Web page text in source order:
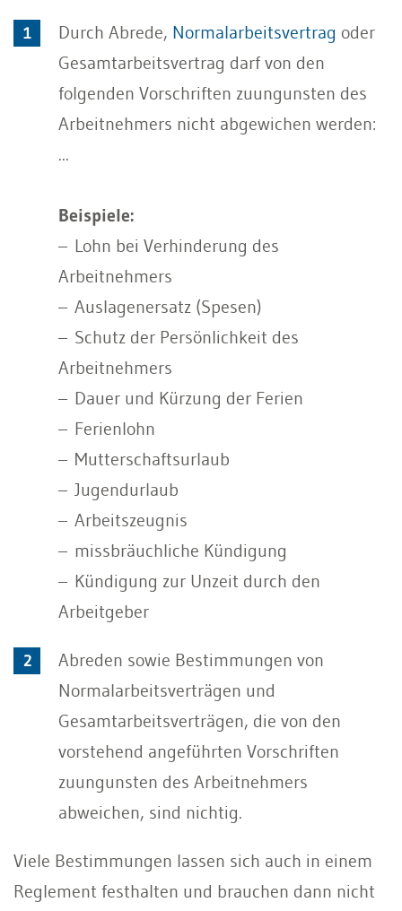
Durch Abrede, Normalarbeitsvertrag oder
Gesamtarbeitsvertrag darf von den
folgenden Vorschriften zuungunsten des
Arbeitnehmers nicht abgewichen werden:
...
Beispiele:
– Lohn bei Verhinderung des
Arbeitnehmers
– Auslagenersatz (Spesen)
– Schutz der Persönlichkeit des
Arbeitnehmers
– Dauer und Kürzung der Ferien
– Ferienlohn
– Mutterschaftsurlaub
– Jugendurlaub
– Arbeitszeugnis
– missbräuchliche Kündigung
– Kündigung zur Unzeit durch den
Arbeitgeber
Abreden sowie Bestimmungen von
Normalarbeitsverträgen und
Gesamtarbeitsverträgen, die von den
vorstehend angeführten Vorschriften
zuungunsten des Arbeitnehmers
abweichen, sind nichtig.
Viele Bestimmungen lassen sich auch in einem
Reglement festhalten und brauchen dann nicht